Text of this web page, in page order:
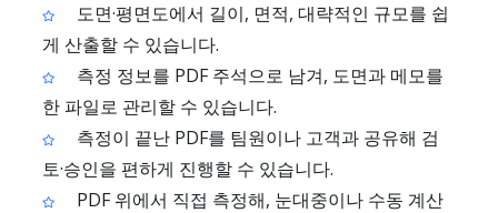
도면·평면도에서 길이, 면적, 대략적인 규모를 쉽
게 산출할 수 있습니다.
측정 정보를 PDF 주석으로 남겨, 도면과 메모를
한 파일로 관리할 수 있습니다.
측정이 끝난 PDF를 팀원이나 고객과 공유해 검
토·승인을 편하게 진행할 수 있습니다.
PDF 위에서 직접 측정해, 눈대중이나 수동 계산